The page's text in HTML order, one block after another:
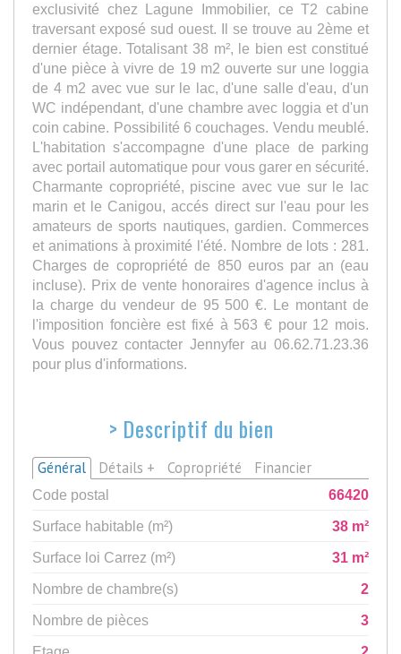
exclusivité chez Lagune Immobilier, ce T2 cabine
traversant exposé sud ouest. Il se trouve au 2ème et
dernier étage. Totalisant 38 m², le bien est constitué
d'une pièce à vivre de 19 m2 ouverte sur une loggia
de 4 m2 avec vue sur le lac, d'une salle d'eau, d'un
WC indépendant, d'une chambre avec loggia et d'un
coin cabine. Possibilité 6 couchages. Vendu meublé.
L'habitation s'accompagne d'une place de parking
avec portail automatique pour vous garer en sécurité.
Charmante copropriété, piscine avec vue sur le lac
marin et le Canigou, accés direct sur l'eau pour les
amateurs de sports nautiques, gardien. Commerces
et animations à proximité l'été. Nombre de lots : 281.
Charges de copropriété de 850 euros par an (eau
incluse). Prix de vente honoraires d'agence inclus à
la charge du vendeur de 95 500 €. Le montant de
l'imposition foncière est fixé à 563 € pour 12 mois.
Vous pouvez contacter Jennyfer au 06.62.71.23.36
pour plus d'informations.
> Descriptif du bien
Général Détails + Copropriété Financier
Code postal
66420
Surface habitable (m²)
38 m²
Surface loi Carrez (m²)
31 m²
Nombre de chambre(s)
2
Nombre de pièces
3